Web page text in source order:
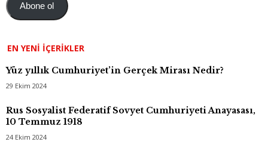
Abone ol
EN YENI İÇERIKLER
Yüz yıllık Cumhuriyet’in Gerçek Mirası Nedir?
29 Ekim 2024
Rus Sosyalist Federatif Sovyet Cumhuriyeti Anayasası,
10 Temmuz 1918
24 Ekim 2024